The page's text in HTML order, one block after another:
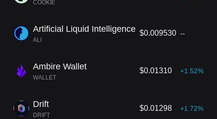
COOKIE
Artificial Liquid Intelligence
ALI
$0.009530 --
Ambire Wallet
WALLET
$0.01310 +1.52%
Drift
DRIFT
$0.01298 +1.72%